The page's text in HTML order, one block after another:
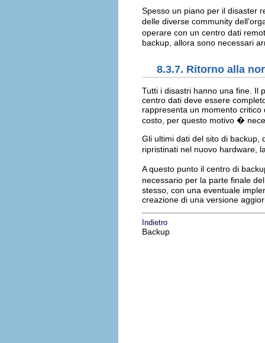
Spesso un piano per il disaster
delle diverse community
operare con un centro dati
backup, allora sono necessari
8.3.7. Ritorno alla
Tutti i disastri hanno una fine. Il
centro dati deve essere
rappresenta un momento
costo, per questo motivo �
Gli ultimi dati del sito di backup,
ripristinati nel nuovo hardware,
A questo punto il centro di
necessario per la parte finale
stesso, con una eventuale
creazione di una versione
Indietro
Backup